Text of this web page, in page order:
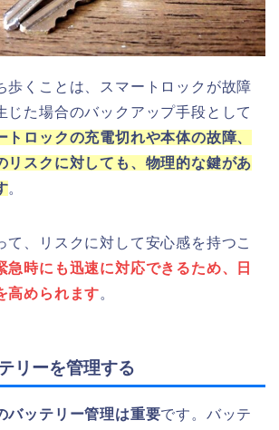
歩くことは、スマートロックが故障
じた場合のバックアップ手段として
トロックの充電切れや本体の故障、
リスクに対しても、物理的な鍵があ
。
て、リスクに対して安心感を持つこ
急時にも迅速に対応できるため、日
高められます。
リーを管理する
バッテリー管理は重要です。バッテ